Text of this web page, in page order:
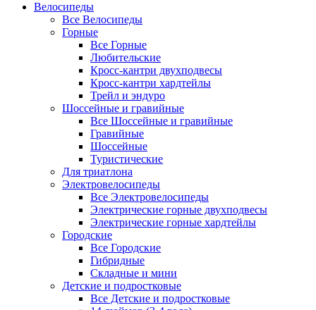
Велосипеды
Все Велосипеды
Горные
Все Горные
Любительские
Кросс-кантри двухподвесы
Кросс-кантри хардтейлы
Трейл и эндуро
Шоссейные и гравийные
Все Шоссейные и гравийные
Гравийные
Шоссейные
Туристические
Для триатлона
Электровелосипеды
Все Электровелосипеды
Электрические горные двухподвесы
Электрические горные хардтейлы
Городские
Все Городские
Гибридные
Складные и мини
Детские и подростковые
Все Детские и подростковые